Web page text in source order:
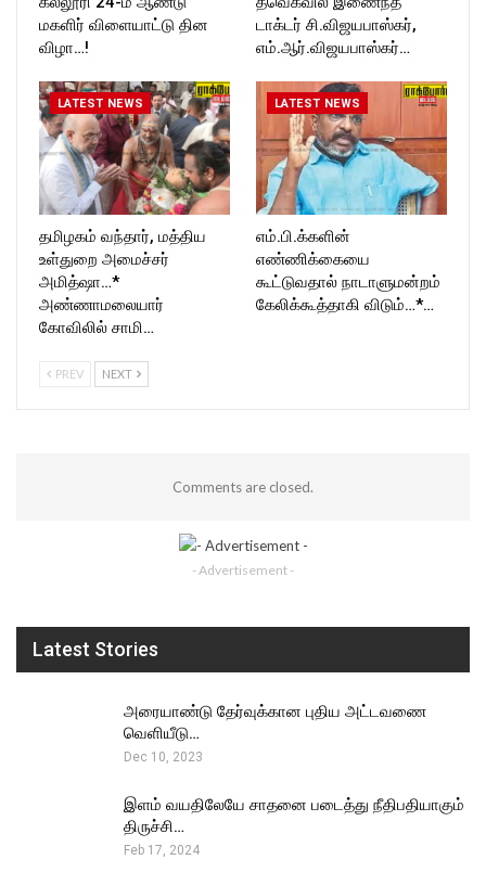
மகளிர் விளையாட்டு தின
விழா…!
டாக்டர் சி.விஜயபாஸ்கர்,
எம்.ஆர்.விஜயபாஸ்கர்…
LATEST NEWS
தமிழகம் வந்தார், மத்திய
உள்துறை அமைச்சர்
அமித்ஷா…*
அண்ணாமலையார்
கோவிலில் சாமி…
LATEST NEWS
எம்.பி.க்களின்
எண்ணிக்கையை
கூட்டுவதால் நாடாளுமன்றம்
கேலிக்கூத்தாகி விடும்…*…
PREV NEXT
Comments are closed.
- Advertisement -
Latest Stories
அரையாண்டு தேர்வுக்கான புதிய அட்டவணை
வெளியீடு…
Dec 10, 2023
இளம் வயதிலேயே சாதனை படைத்து நீதிபதியாகும்
திருச்சி…
Feb 17, 2024